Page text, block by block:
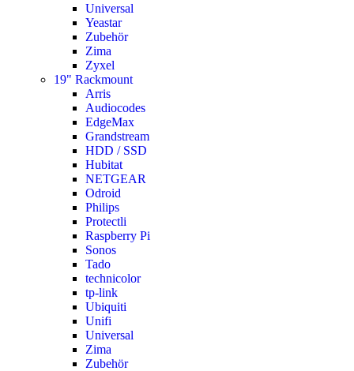
Universal
Yeastar
Zubehör
Zima
Zyxel
19" Rackmount
Arris
Audiocodes
EdgeMax
Grandstream
HDD / SSD
Hubitat
NETGEAR
Odroid
Philips
Protectli
Raspberry Pi
Sonos
Tado
technicolor
tp-link
Ubiquiti
Unifi
Universal
Zima
Zubehör